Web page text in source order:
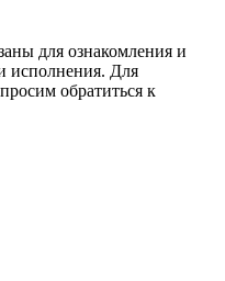
для ознакомления и
исполнения. Для
обратиться к